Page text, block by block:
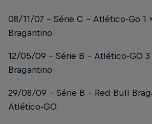
08/11/07 – Série C – Atlético-Go 1
Bragantino
12/05/09 – Série B – Atlético-GO 3
Bragantino
29/08/09 – Série B – Red Bull
Atlético-GO